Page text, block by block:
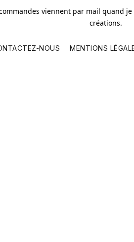
viennent par mail quand
créations.
NOUS MENTIONS